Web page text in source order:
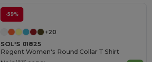
-59%
+20
SOL'S 01825
Regent Women's Round Collar T Shirt